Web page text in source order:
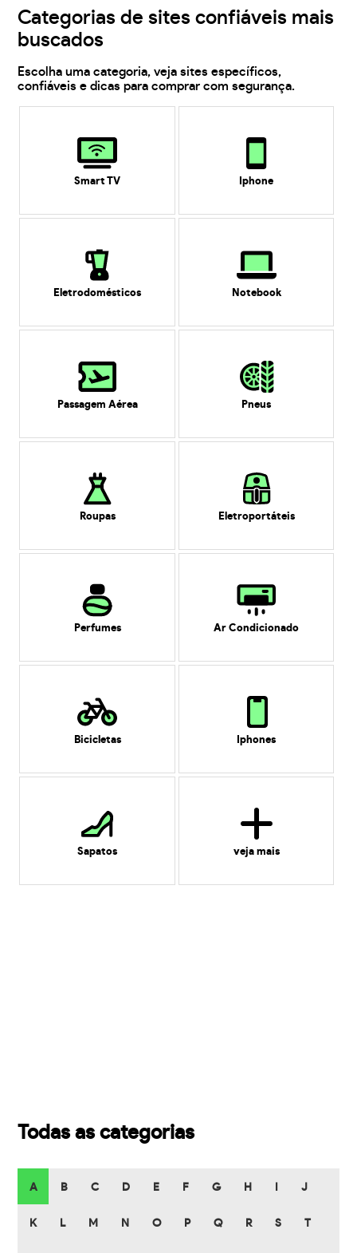
Categorias de sites confiáveis mais
buscados
Escolha uma categoria, veja sites específicos,
confiáveis e dicas para comprar com segurança.
Smart TV Iphone
Eletrodomésticos Notebook
Passagem Aérea Pneus
Roupas Eletroportáteis
Perfumes Ar Condicionado
Bicicletas Iphones
Sapatos veja mais
Todas as categorias
A B C D E F G H J
K L M N O P Q R S T